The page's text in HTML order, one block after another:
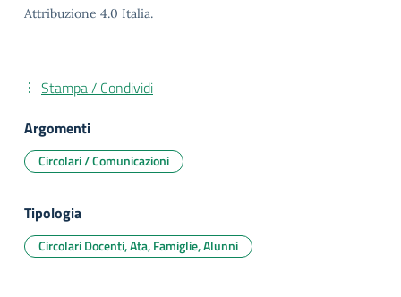
Attribuzione 4.0 Italia.
Stampa / Condividi
Argomenti
Circolari / Comunicazioni
Tipologia
Circolari Docenti, Ata, Famiglie, Alunni